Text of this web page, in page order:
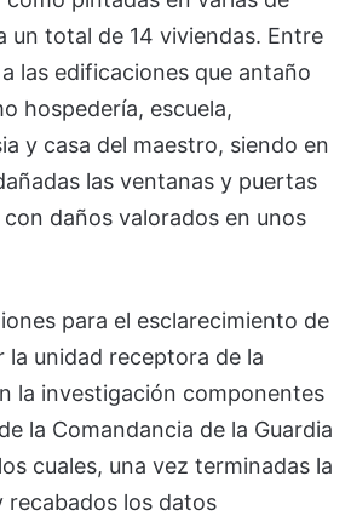
un total de 14 viviendas. Entre
las edificaciones que antaño
hospedería, escuela,
y casa del maestro, siendo en
las ventanas y puertas
daños valorados en unos
para el esclarecimiento de
la unidad receptora de la
la investigación componentes
la Comandancia de la Guardia
cuales, una vez terminadas la
recabados los datos